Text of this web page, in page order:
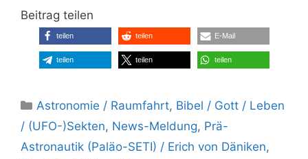
Beitrag teilen
teilen teilen E-Mail
teilen teilen teilen
Kategorien
Astronomie / Raumfahrt, Bibel / Gott / Leben
/ (UFO-)Sekten, News-Meldung, Prä-
Astronautik (Paläo-SETI) / Erich von Däniken,